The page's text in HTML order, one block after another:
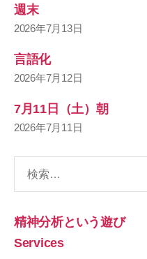
週末
2026年7月13日
言語化
2026年7月12日
7月11日（土）朝
2026年7月11日
象:
精神分析という遊び
Services